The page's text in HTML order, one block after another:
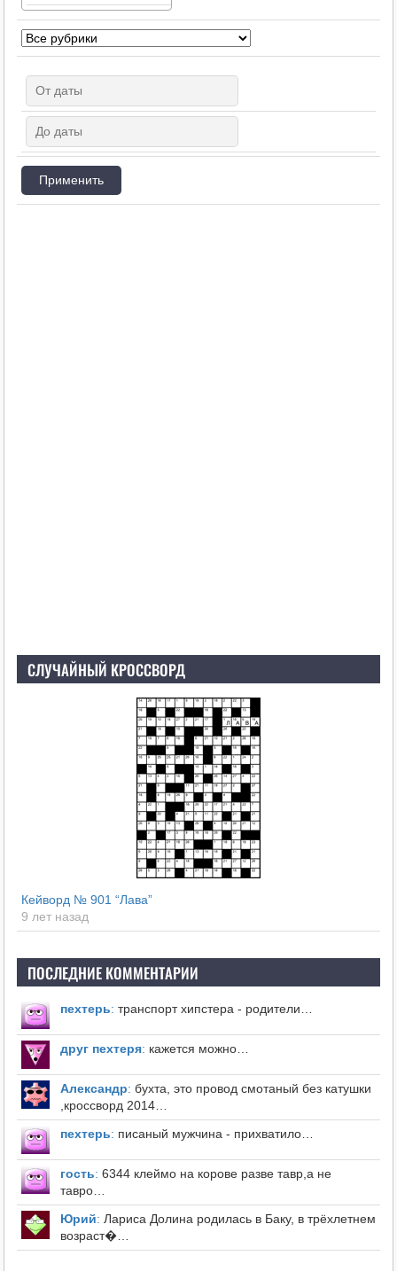
СЛУЧАЙНЫЙ КРОССВОРД
Кейворд № 901 “Лава”
9 лет назад
ПОСЛЕДНИЕ КОММЕНТАРИИ
пехтерь: транспорт хипстера - родители…
друг пехтеря: кажется можно…
Александр: бухта, это провод смотаный без катушки
,кроссворд 2014…
пехтерь: писаный мужчина - прихватило…
гость: 6344 клеймо на корове разве тавр,а не
тавро…
Юрий: Лариса Долина родилась в Баку, в трёхлетнем
возраст�…